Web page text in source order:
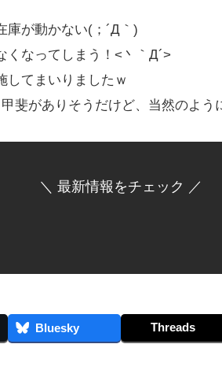
庫が動かない(；´Д｀)
くなってしまう！<丶｀Д´>
してまいりましたｗ
斐がありそうだけど、当然のよう
＼ 最新情報をチェック ／
Bluesky Threads